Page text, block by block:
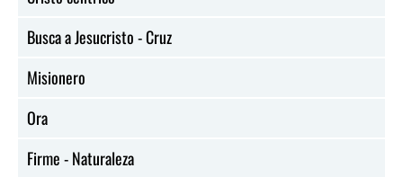
Busca a Jesucristo - Cruz
Misionero
Ora
Firme - Naturaleza